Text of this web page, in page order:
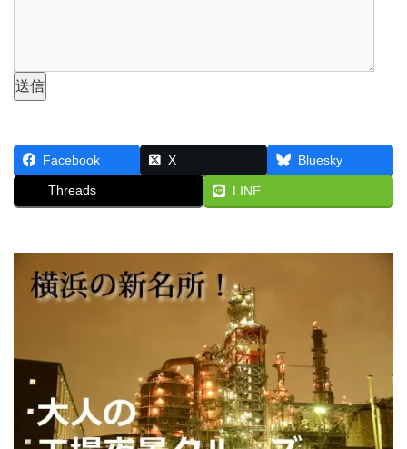
Facebook X Bluesky
Threads LINE